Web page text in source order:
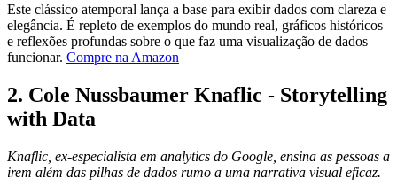
Este clássico atemporal lança a base para exibir dados com clareza e
elegância. É repleto de exemplos do mundo real, gráficos históricos
e reflexões profundas sobre o que faz uma visualização de dados
funcionar. Compre na Amazon
2. Cole Nussbaumer Knaflic - Storytelling
with Data
Knaflic, ex-especialista em analytics do Google, ensina as pessoas a
irem além das pilhas de dados rumo a uma narrativa visual eficaz.